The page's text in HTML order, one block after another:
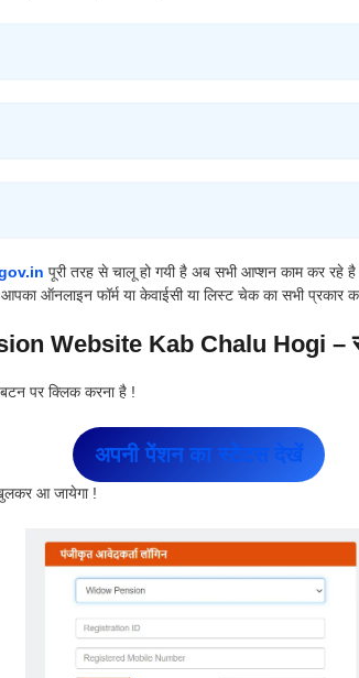
पूरी तरह से चालू हो गयी है अब सभी आप्शन काम कर
ऑनलाइन फॉर्म या केवाईसी या लिस्ट चेक का सभी प्रकार
Website Kab Chalu Hogi
पर क्लिक करना है !
अपनी पेंशन का स्टेटस देखें
आ जायेगा !